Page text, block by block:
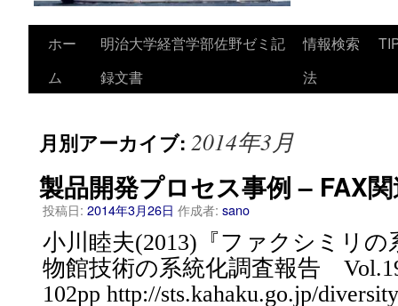
ホー
ム
明治大学経営学部佐野ゼミ記
録文書
情報検索
法
月別アーカイブ: 2014年3月
製品開発プロセス事例 – FAX
投稿日: 2014年3月26日 作成者: sano
小川睦夫(2013)『ファクシミリの
物館技術の系統化調査報告
102pp http://sts.kahaku.go.jp/